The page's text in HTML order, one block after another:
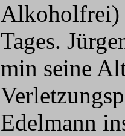
Alkoholfrei)
Tages.
min seine
Edelmann